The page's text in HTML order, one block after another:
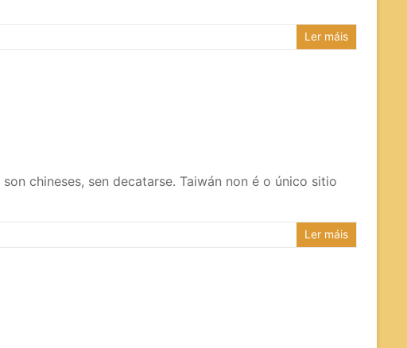
Ler máis
chineses, sen decatarse. Taiwán non é o único sitio
Ler máis